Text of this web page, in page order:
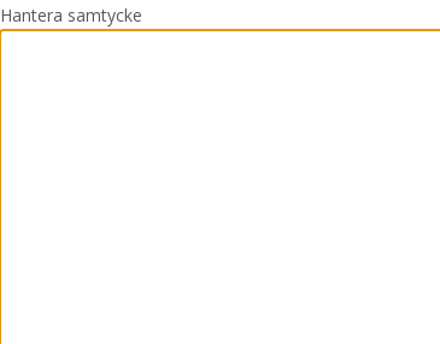
Hantera samtycke